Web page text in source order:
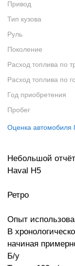
Привод
Тип кузова
Руль
Поколение
Расход топлива по
Расход топлива по
Год приобретения
Пробег
Оценка автомобиля
Салон
Двигатель
Небольшой
Haval H5
Ретро
Опыт
В
начиная
Б/у